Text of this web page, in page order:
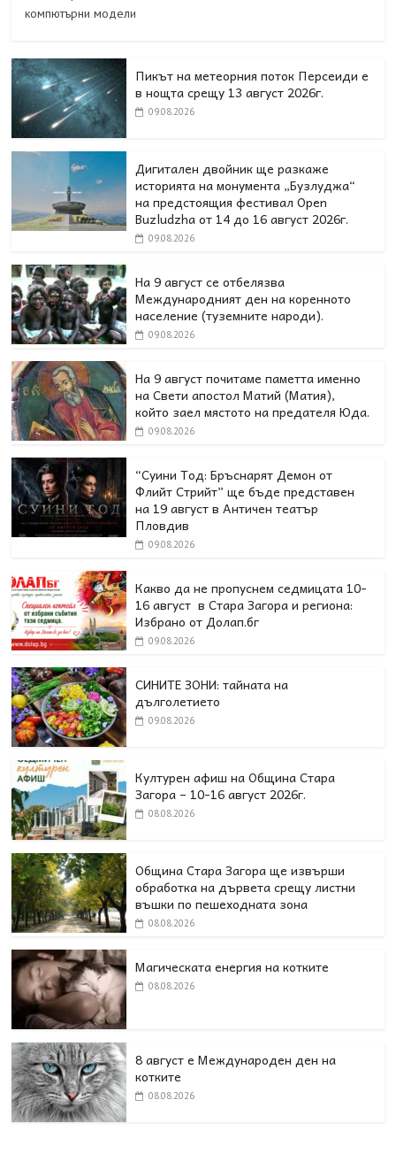
компютърни модели
Пикът на метеорния поток Персеиди е
в нощта срещу 13 август 2026г.
09.08.2026
Дигитален двойник ще разкаже
историята на монумента „Бузлуджа“
на предстоящия фестивал Open
Buzludzha от 14 до 16 август 2026г.
09.08.2026
На 9 август се отбелязва
Международният ден на коренното
население (туземните народи).
09.08.2026
На 9 август почитаме паметта именно
на Свети апостол Матий (Матия),
който заел мястото на предателя Юда.
09.08.2026
“Суини Тод: Бръснарят Демон от
Флийт Стрийт” ще бъде представен
на 19 август в Античен театър
Пловдив
09.08.2026
Какво да не пропуснем седмицата 10-
16 август в Стара Загора и региона:
Избрано от Долап.бг
09.08.2026
СИНИТЕ ЗОНИ: тайната на
дълголетието
09.08.2026
Културен афиш на Община Стара
Загора – 10-16 август 2026г.
08.08.2026
Община Стара Загора ще извърши
обработка на дървета срещу листни
въшки по пешеходната зона
08.08.2026
Магическата енергия на котките
08.08.2026
8 август е Международен ден на
котките
08.08.2026